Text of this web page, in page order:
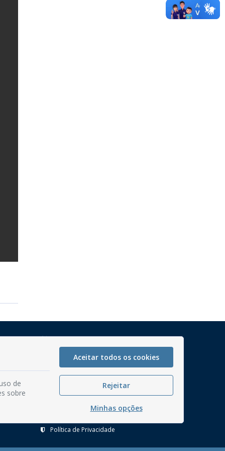
Mapa do Site
Perguntas frequentes
Manual de Navegação
Serviços Internos
Política de Privacidade
de
sobre
Aceitar todos os cookies
Rejeitar
Minhas opções